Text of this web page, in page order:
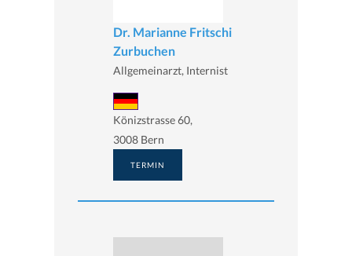
Dr. Marianne Fritschi
Zurbuchen
Allgemeinarzt, Internist
Könizstrasse 60,
3008 Bern
TERMIN